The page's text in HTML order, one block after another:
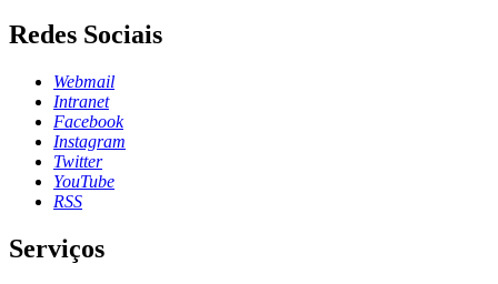
Redes Sociais
Webmail
Intranet
Facebook
Instagram
Twitter
YouTube
RSS
Serviços